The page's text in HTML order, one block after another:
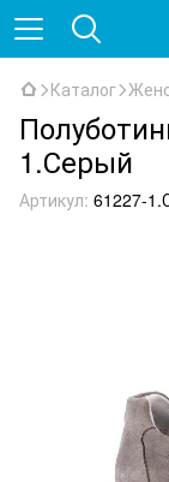
Каталог
1.Серый
Артикул: 61227-